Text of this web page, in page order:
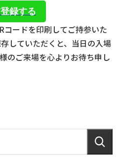
録する
コードを印刷してご持参いた
していただくと、当日の入場
のご来場を心よりお待ち申し